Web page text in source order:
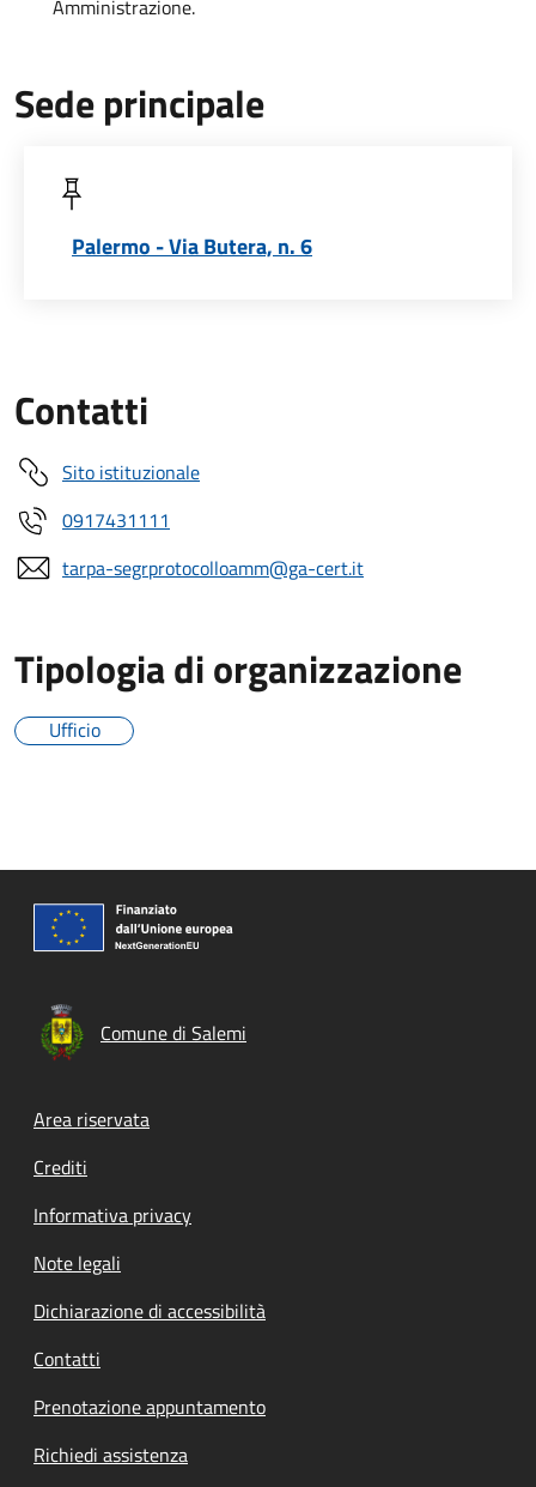
Amministrazione.
Sede principale
Palermo - Via Butera, n. 6
Contatti
Sito istituzionale
0917431111
tarpa-segrprotocolloamm@ga-cert.it
Tipologia di organizzazione
Ufficio
Comune di Salemi
Footer menu
Area riservata
Crediti
Informativa privacy
Note legali
Dichiarazione di accessibilità
Contatti
Prenotazione appuntamento
Richiedi assistenza